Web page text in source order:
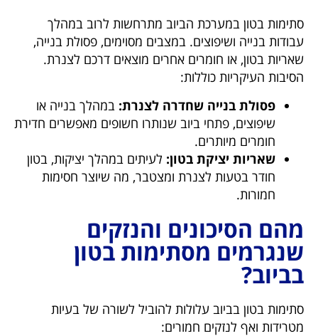
סתימות בטון במערכת הביוב מתרחשות לרוב במהלך
עבודות בנייה ושיפוצים. במצבים מסוימים, פסולת בנייה,
שאריות בטון, או חומרים אחרים מוצאים דרכם לצנרת.
הסיבות העיקריות כוללות:
פסולת בנייה שחדרה לצנרת: במהלך בנייה או
שיפוצים, פתחי ביוב שנותרו חשופים מאפשרים חדירת
חומרים מיותרים.
שאריות יציקת בטון: לעיתים במהלך יציקות, בטון
חודר בטעות לצנרת ומצטבר, מה שיוצר חסימות
חמורות.
מהם הסיכונים והנזקים
שנגרמים מסתימות בטון
בביוב?
סתימות בטון בביוב עלולות להוביל לשורה של בעיות
מטרידות ואף לנזקים חמורים: